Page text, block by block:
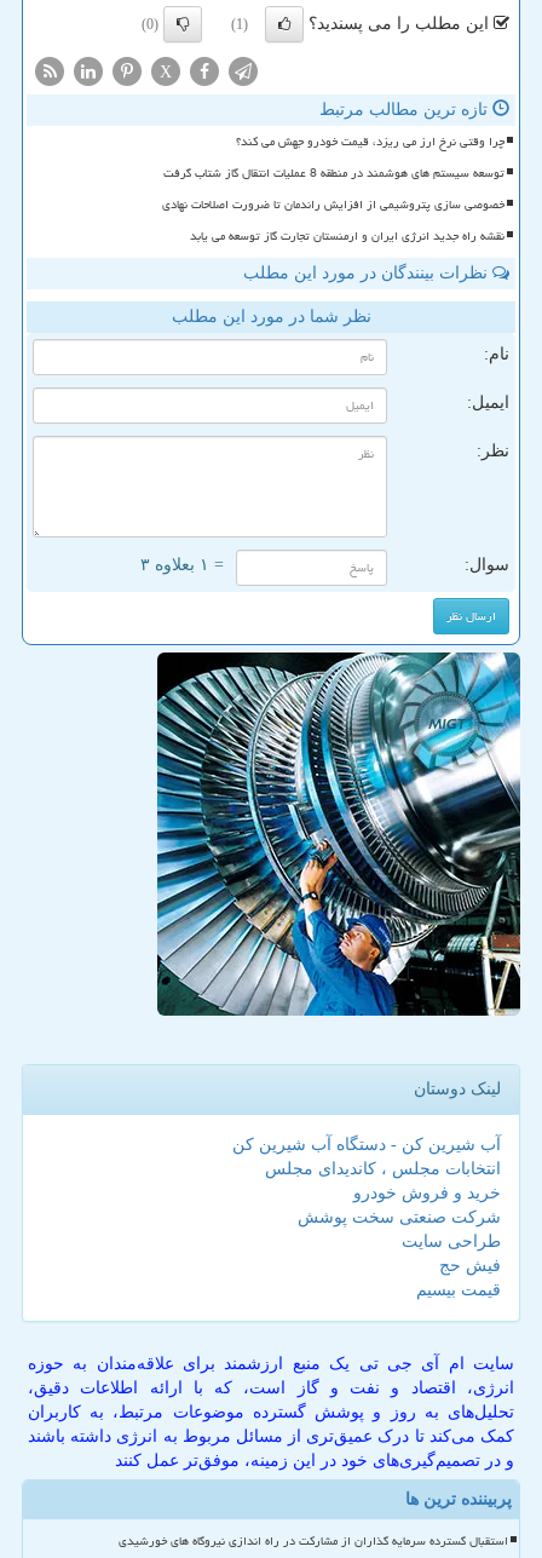
این مطلب را می پسندید؟ (1)
(0)
X
تازه ترین مطالب مرتبط
چرا وقتی نرخ ارز می ریزد، قیمت خودرو جهش می کند؟
توسعه سیستم های هوشمند در منطقه 8 عملیات انتقال گاز شتاب گرفت
خصوصی سازی پتروشیمی از افزایش راندمان تا ضرورت اصلاحات نهادی
نقشه راه جدید انرژی ایران و ارمنستان تجارت گاز توسعه می یابد
نظرات بینندگان در مورد این مطلب
نظر شما در مورد این مطلب
نام:
ایمیل:
نظر:
سوال: = ۱ بعلاوه ۳
لینک دوستان
آب شیرین کن - دستگاه آب شیرین کن
انتخابات مجلس ، کاندیدای مجلس
خرید و فروش خودرو
شرکت صنعتی سخت پوشش
طراحی سایت
فیش حج
قیمت بیسیم
سایت ام آی جی تی یک منبع ارزشمند برای علاقه‌مندان به حوزه
انرژی، اقتصاد و نفت و گاز است، که با ارائه اطلاعات دقیق،
تحلیل‌های به روز و پوشش گسترده موضوعات مرتبط، به کاربران
کمک می‌کند تا درک عمیق‌تری از مسائل مربوط به انرژی داشته باشند
و در تصمیم‌گیری‌های خود در این زمینه، موفق‌تر عمل کنند
پربیننده ترین ها
استقبال گسترده سرمایه گذاران از مشارکت در راه اندازی نیروگاه های خورشیدی